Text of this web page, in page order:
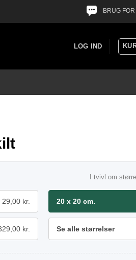
BRUG
LOG IND
I tvivl om
29,00 kr. 20 x 20 cm.
kr. Se alle størrelser